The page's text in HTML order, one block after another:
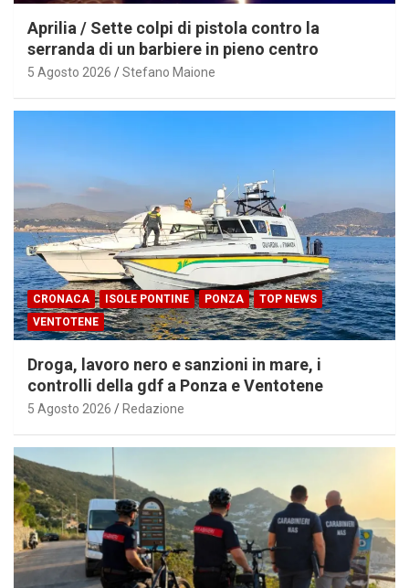
Aprilia / Sette colpi di pistola contro la
serranda di un barbiere in pieno centro
5 Agosto 2026 Stefano Maione
CRONACA ISOLE PONTINE PONZA
TOP NEWS
VENTOTENE
Droga, lavoro nero e sanzioni in mare, i
controlli della gdf a Ponza e Ventotene
5 Agosto 2026 Redazione